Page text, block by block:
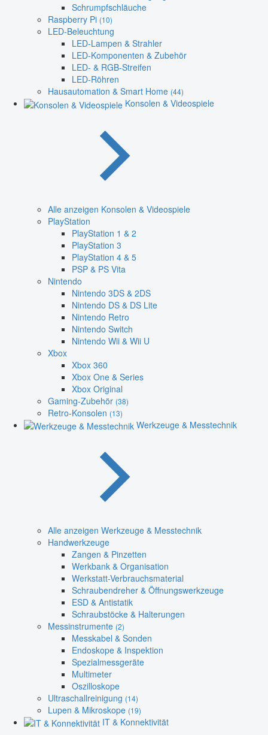
Schrumpfschläuche
Raspberry Pi (10)
LED-Beleuchtung
LED-Lampen & Strahler
LED-Komponenten & Zubehör
LED- & RGB-Streifen
LED-Röhren
Hausautomation & Smart Home (44)
Konsolen & Videospiele
Alle anzeigen Konsolen & Videospiele
PlayStation
PlayStation 1 & 2
PlayStation 3
PlayStation 4 & 5
PSP & PS Vita
Nintendo
Nintendo 3DS & 2DS
Nintendo DS & DS Lite
Nintendo Retro
Nintendo Switch
Nintendo Wii & Wii U
Xbox
Xbox 360
Xbox One & Series
Xbox Original
Gaming-Zubehör (38)
Retro-Konsolen (13)
Werkzeuge & Messtechnik
Alle anzeigen Werkzeuge & Messtechnik
Handwerkzeuge
Zangen & Pinzetten
Werkbank & Organisation
Werkstatt-Verbrauchsmaterial
Schraubendreher & Öffnungswerkzeuge
ESD & Antistatik
Schraubstöcke & Halterungen
Messinstrumente (2)
Messkabel & Sonden
Endoskope & Inspektion
Spezialmessgeräte
Multimeter
Oszilloskope
Ultraschallreinigung (14)
Lupen & Mikroskope (19)
IT & Konnektivität